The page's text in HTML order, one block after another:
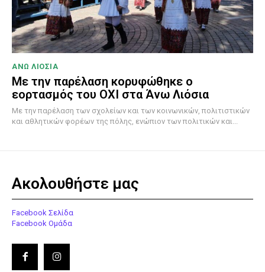
ΑΝΩ ΛΙΟΣΙΑ
Με την παρέλαση κορυφώθηκε ο
εορτασμός του ΟΧΙ στα Άνω Λιόσια
Με την παρέλαση των σχολείων και των κοινωνικών, πολιτιστικών
και αθλητικών φορέων της πόλης, ενώπιον των πολιτικών και...
Ακολουθήστε μας
Facebook Σελίδα
Facebook Ομάδα